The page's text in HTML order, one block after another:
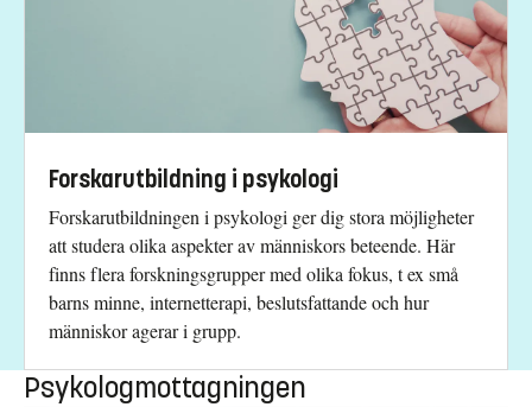
Forskarutbildning i psykologi
Forskarutbildningen i psykologi ger dig stora möjligheter
att studera olika aspekter av människors beteende. Här
finns flera forskningsgrupper med olika fokus, t ex små
barns minne, internetterapi, beslutsfattande och hur
människor agerar i grupp.
Psykologmottagningen